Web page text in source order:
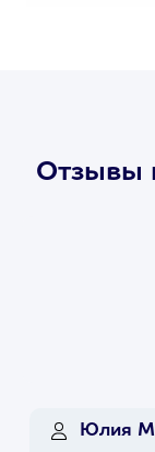
Отзывы
Юлия